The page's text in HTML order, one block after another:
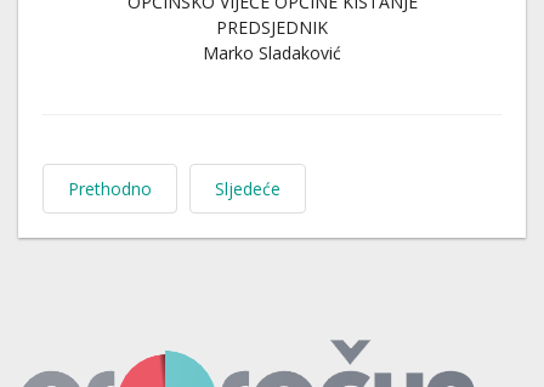
PREDSJEDNIK
Marko Sladaković
Prethodno Sljedeće